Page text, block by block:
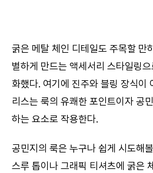
굵은 메탈 체인 디테일도 주목할 만
별하게 만드는 액세서리 스타일링
화했다. 여기에 진주와 블링 장식이
리스는 룩의 유쾌한 포인트이자 공
하는 요소로 작용한다.
공민지의 룩은 누구나 쉽게 시도해
스루 톱이나 그래픽 티셔츠에 굵은